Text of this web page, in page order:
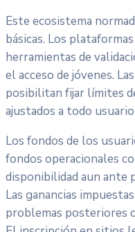
Este ecosistema
básicas. Los
herramientas de
el acceso de jóvenes.
posibilitan fijar límites
ajustados a todo
Los fondos de los
fondos operacionales
disponibilidad aun ante
Las ganancias
problemas posteriores